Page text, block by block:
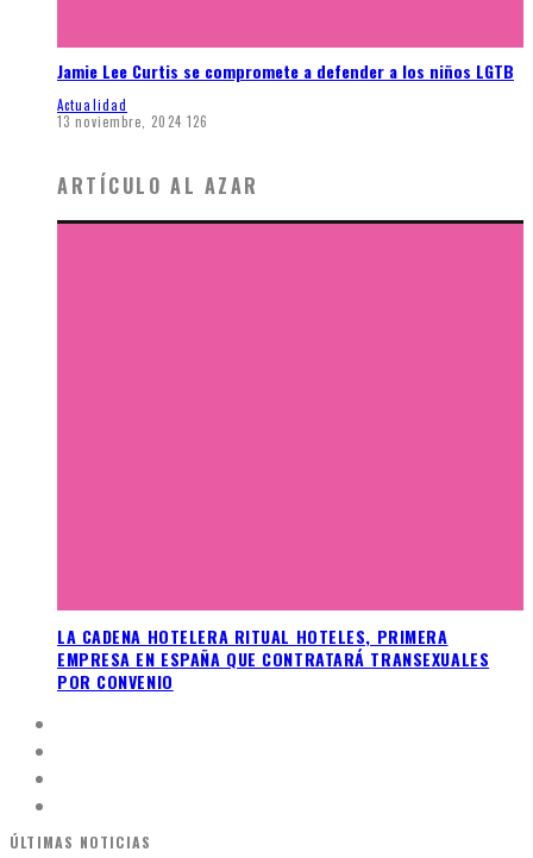
Jamie Lee Curtis se compromete a defender a los niños LGTB
Actualidad
13 noviembre, 2024 126
ARTÍCULO AL AZAR
LA CADENA HOTELERA RITUAL HOTELES, PRIMERA
EMPRESA EN ESPAÑA QUE CONTRATARÁ TRANSEXUALES
POR CONVENIO
ÚLTIMAS NOTICIAS